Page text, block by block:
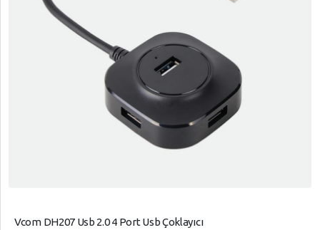
Vcom DH207 Usb 2.0 4 Port Usb Çoklayıcı